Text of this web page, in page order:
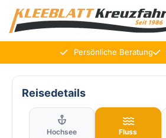
Persönliche Beratung
Reisedetails
Hochsee Fluss